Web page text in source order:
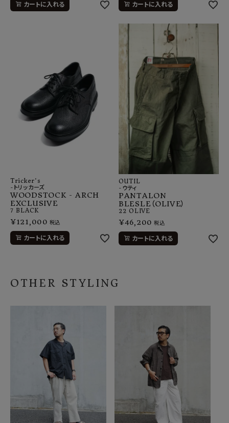
カートに入れる カートに入れる
Tricker's
-トリッカーズ
WOODSTOCK - ARCH
EXCLUSIVE
7 BLACK
¥121,000 税込
カートに入れる
OUTIL
-ウティ
PANTALON
BLESLE（OLIVE）
22 OLIVE
¥46,200 税込
カートに入れる
OTHER STYLING